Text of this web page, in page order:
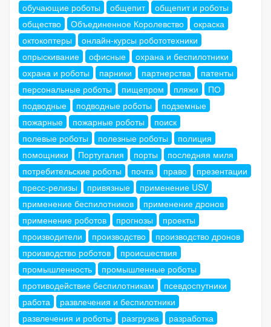
обучающие роботы
общепит
общепит и роботы
общество
Объединенное Королевство
окраска
октокоптеры
онлайн-курсы робототехники
опрыскивание
офисные
охрана и беспилотники
охрана и роботы
парники партнерства
патенты
персональные роботы
пищепром пляжи
ПО
подводные
подводные роботы
подземные
пожарные
пожарные роботы
поиск
полевые роботы
полезные роботы
полиция
помощники
Португалия порты
последняя миля
потребительские роботы
почта право
презентации
пресс-релизы
привязные
применение USV
применение беспилотников
применение дронов
применение роботов
прогнозы
проекты
производители
производство
производство дронов
производство роботов
происшествия
промышленность
промышленные роботы
противодействие беспилотникам
псевдоспутники
работа
развлечения и беспилотники
развлечения и роботы
разгрузка
разработка